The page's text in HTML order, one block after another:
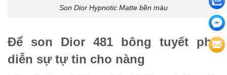
Son Dior Hypnotic Matte bền màu
Để son Dior 481 bông tuyết phô
diễn sự tự tin cho nàng